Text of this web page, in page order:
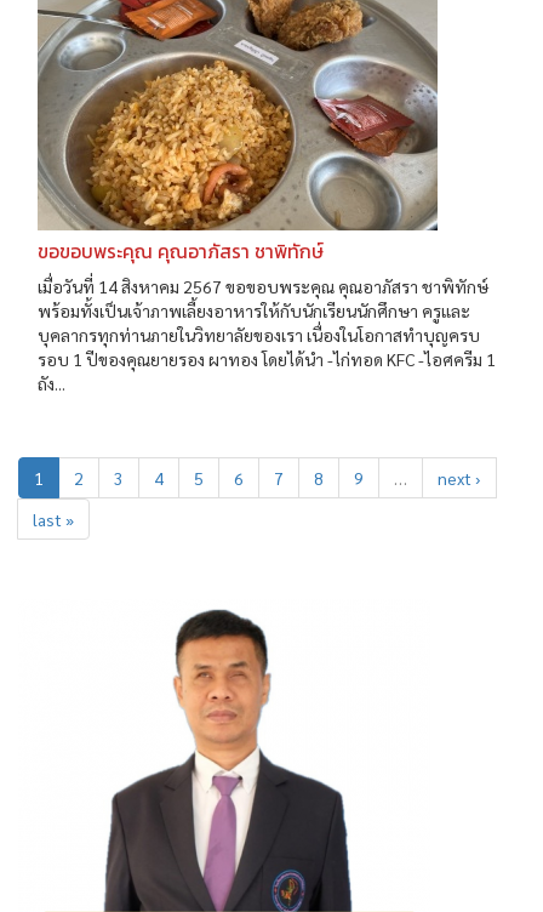
ขอขอบพระคุณ คุณอาภัสรา ชาพิทักษ์
เมื่อวันที่ 14 สิงหาคม 2567 ขอขอบพระคุณ คุณอาภัสรา ชาพิทักษ์
พร้อมทั้งเป็นเจ้าภาพเลี้ยงอาหารให้กับนักเรียนนักศึกษา ครูและ
บุคลากรทุกท่านภายในวิทยาลัยของเรา เนื่องในโอกาสทำบุญครบ
รอบ 1 ปีของคุณยายรอง ผาทอง โดยได้นำ -ไก่ทอด KFC -ไอศครีม 1
ถัง...
1 2 3 4 5 6 7 8 9 …
next ›
last »